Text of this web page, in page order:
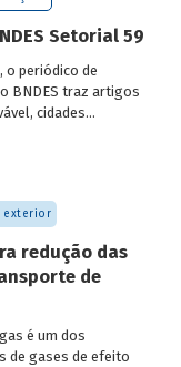
Setorial 59
o periódico de
BNDES traz artigos
cidades
exterior
redução das
de
é um dos
de gases de efeito